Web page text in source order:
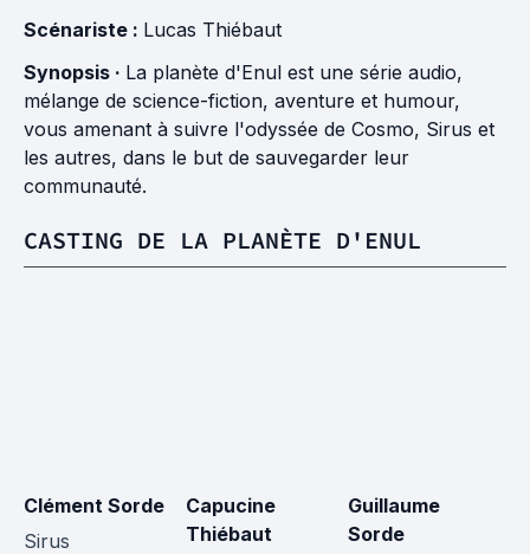
Scénariste : Lucas Thiébaut
Synopsis · La planète d'Enul est une série audio,
mélange de science-fiction, aventure et humour,
vous amenant à suivre l'odyssée de Cosmo, Sirus et
les autres, dans le but de sauvegarder leur
communauté.
CASTING DE LA PLANÈTE D'ENUL
Clément Sorde
Sirus
Capucine
Thiébaut
Guillaume
Sorde